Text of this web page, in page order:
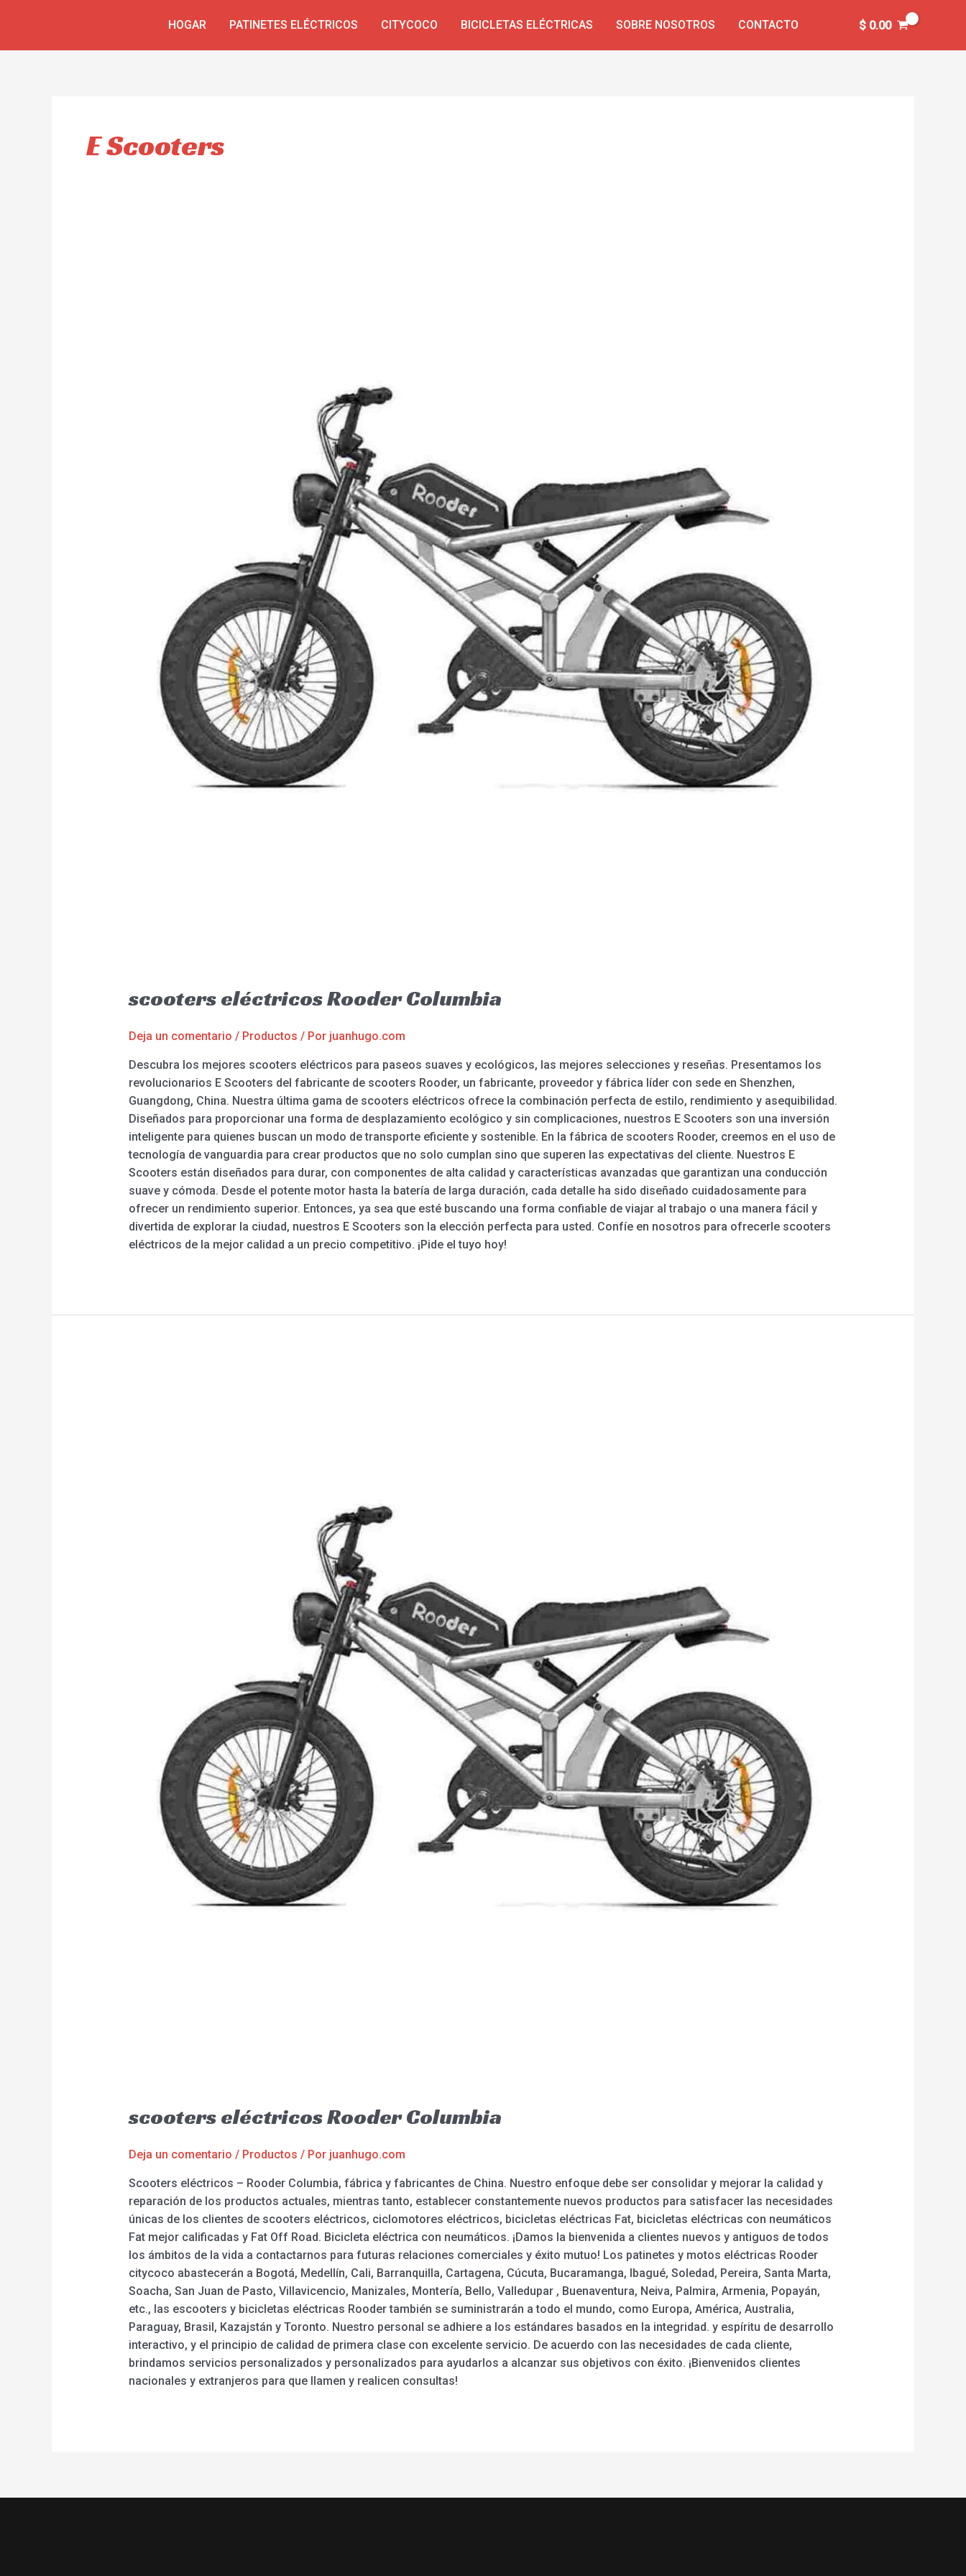
HOGAR PATINETES ELÉCTRICOS CITYCOCO BICICLETAS ELÉCTRICAS SOBRE NOSOTROS CONTACTO $0.00
E Scooters
scooters eléctricos Rooder Columbia
Deja un comentario / Productos / Por juanhugo.com
Descubra los mejores scooters eléctricos para paseos suaves y ecológicos, las mejores selecciones y reseñas. Presentamos los
revolucionarios E Scooters del fabricante de scooters Rooder, un fabricante, proveedor y fábrica líder con sede en Shenzhen,
Guangdong, China. Nuestra última gama de scooters eléctricos ofrece la combinación perfecta de estilo, rendimiento y asequibilidad.
Diseñados para proporcionar una forma de desplazamiento ecológico y sin complicaciones, nuestros E Scooters son una inversión
inteligente para quienes buscan un modo de transporte eficiente y sostenible. En la fábrica de scooters Rooder, creemos en el uso de
tecnología de vanguardia para crear productos que no solo cumplan sino que superen las expectativas del cliente. Nuestros E
Scooters están diseñados para durar, con componentes de alta calidad y características avanzadas que garantizan una conducción
suave y cómoda. Desde el potente motor hasta la batería de larga duración, cada detalle ha sido diseñado cuidadosamente para
ofrecer un rendimiento superior. Entonces, ya sea que esté buscando una forma confiable de viajar al trabajo o una manera fácil y
divertida de explorar la ciudad, nuestros E Scooters son la elección perfecta para usted. Confíe en nosotros para ofrecerle scooters
eléctricos de la mejor calidad a un precio competitivo. ¡Pide el tuyo hoy!
scooters eléctricos Rooder Columbia
Deja un comentario / Productos / Por juanhugo.com
Scooters eléctricos – Rooder Columbia, fábrica y fabricantes de China. Nuestro enfoque debe ser consolidar y mejorar la calidad y
reparación de los productos actuales, mientras tanto, establecer constantemente nuevos productos para satisfacer las necesidades
únicas de los clientes de scooters eléctricos, ciclomotores eléctricos, bicicletas eléctricas Fat, bicicletas eléctricas con neumáticos
Fat mejor calificadas y Fat Off Road. Bicicleta eléctrica con neumáticos. ¡Damos la bienvenida a clientes nuevos y antiguos de todos
los ámbitos de la vida a contactarnos para futuras relaciones comerciales y éxito mutuo! Los patinetes y motos eléctricas Rooder
citycoco abastecerán a Bogotá, Medellín, Cali, Barranquilla, Cartagena, Cúcuta, Bucaramanga, Ibagué, Soledad, Pereira, Santa Marta,
Soacha, San Juan de Pasto, Villavicencio, Manizales, Montería, Bello, Valledupar , Buenaventura, Neiva, Palmira, Armenia, Popayán,
etc., las escooters y bicicletas eléctricas Rooder también se suministrarán a todo el mundo, como Europa, América, Australia,
Paraguay, Brasil, Kazajstán y Toronto. Nuestro personal se adhiere a los estándares basados en la integridad. y espíritu de desarrollo
interactivo, y el principio de calidad de primera clase con excelente servicio. De acuerdo con las necesidades de cada cliente,
brindamos servicios personalizados y personalizados para ayudarlos a alcanzar sus objetivos con éxito. ¡Bienvenidos clientes
nacionales y extranjeros para que llamen y realicen consultas!